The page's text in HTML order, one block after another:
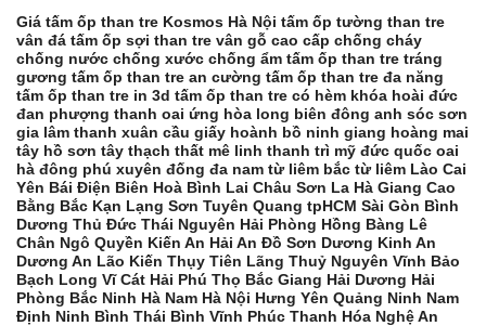
Giá tấm ốp than tre Kosmos Hà Nội tấm ốp tường than tre
vân đá tấm ốp sợi than tre vân gỗ cao cấp chống cháy
chống nước chống xước chống ẩm tấm ốp than tre tráng
gương tấm ốp than tre an cường tấm ốp than tre đa năng
tấm ốp than tre in 3d tấm ốp than tre có hèm khóa hoài đức
đan phượng thanh oai ứng hòa long biên đông anh sóc sơn
gia lâm thanh xuân cầu giấy hoành bồ ninh giang hoàng mai
tây hồ sơn tây thạch thất mê linh thanh trì mỹ đức quốc oai
hà đông phú xuyên đống đa nam từ liêm bắc từ liêm Lào Cai
Yên Bái Điện Biên Hoà Bình Lai Châu Sơn La Hà Giang Cao
Bằng Bắc Kạn Lạng Sơn Tuyên Quang tpHCM Sài Gòn Bình
Dương Thủ Đức Thái Nguyên Hải Phòng Hồng Bàng Lê
Chân Ngô Quyền Kiến An Hải An Đồ Sơn Dương Kinh An
Dương An Lão Kiến Thụy Tiên Lãng Thuỷ Nguyên Vĩnh Bảo
Bạch Long Vĩ Cát Hải Phú Thọ Bắc Giang Hải Dương Hải
Phòng Bắc Ninh Hà Nam Hà Nội Hưng Yên Quảng Ninh Nam
Định Ninh Bình Thái Bình Vĩnh Phúc Thanh Hóa Nghệ An